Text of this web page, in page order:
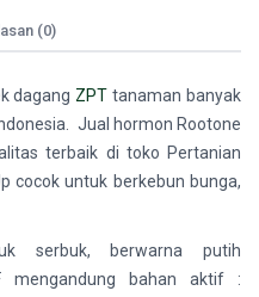
(0)
dagang ZPT tanaman banyak
Jual hormon Rootone
terbaik di toko Pertanian
cocok untuk berkebun bunga,
serbuk, berwarna putih
mengandung bahan aktif :